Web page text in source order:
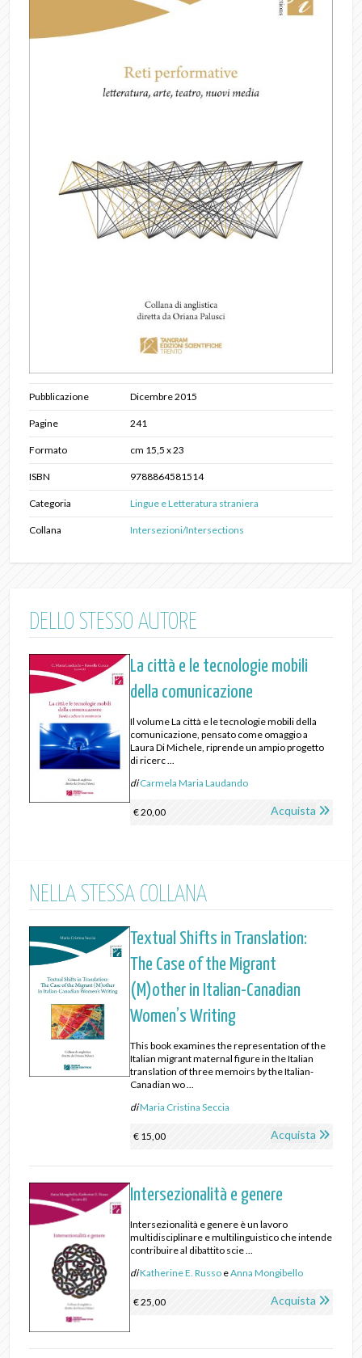
Pubblicazione Dicembre 2015
Pagine 241
Formato cm 15,5 x 23
ISBN 9788864581514
Categoria Lingue e Letteratura straniera
Collana Intersezioni/Intersections
DELLO STESSO AUTORE
La città e le tecnologie mobili
della comunicazione
Il volume La città e le tecnologie mobili della
comunicazione, pensato come omaggio a
Laura Di Michele, riprende un ampio progetto
di ricerc ...
diCarmela Maria Laudando
€ 20,00 Acquista
NELLA STESSA COLLANA
Textual Shifts in Translation:
The Case of the Migrant
(M)other in Italian-Canadian
Women’s Writing
This book examines the representation of the
Italian migrant maternal figure in the Italian
translation of three memoirs by the Italian-
Canadian wo ...
diMaria Cristina Seccia
€ 15,00 Acquista
Intersezionalità e genere
Intersezionalità e genere è un lavoro
multidisciplinare e multilinguistico che intende
contribuire al dibattito scie ...
diKatherine E. Russo eAnna Mongibello
€ 25,00 Acquista